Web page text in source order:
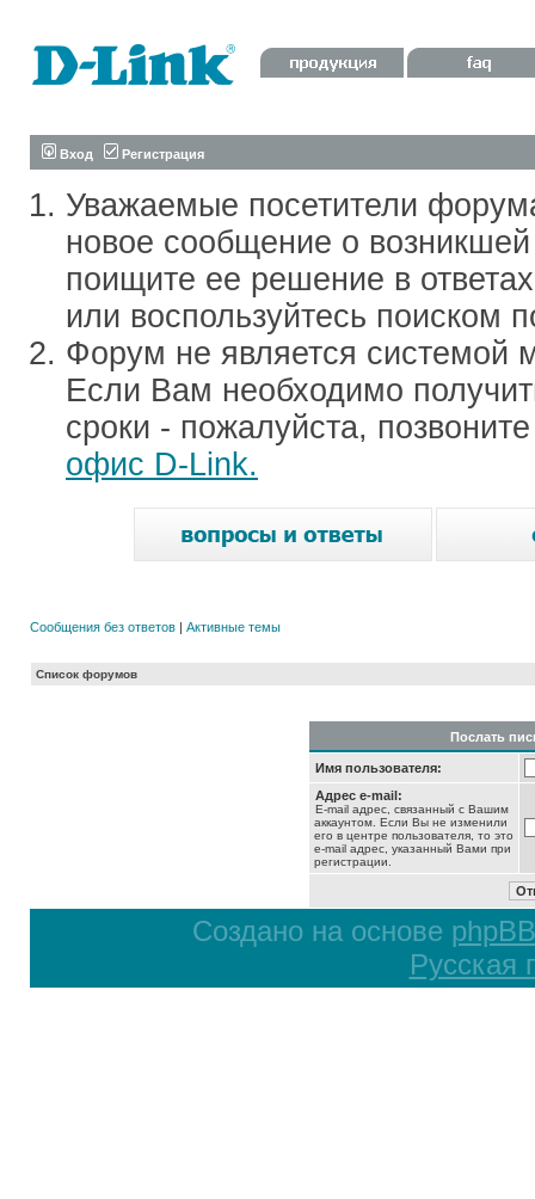
Вход Регистрация
Уважаемые посетители
новое сообщение о
поищите ее решение в
или воспользуйтесь поиском
Форум не является системой
Если Вам необходимо
сроки - пожалуйста,
офис D-Link.
Сообщения без ответов | Активные темы
Список форумов
Послать
Имя пользователя:
Адрес e-mail:
E-mail адрес, связанный с Вашим
аккаунтом. Если Вы не изменили
его в центре пользователя, то это
e-mail адрес, указанный Вами при
регистрации.
Создано на основе phpBB
Русская